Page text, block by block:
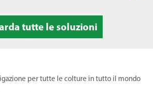
tutte le soluzioni
per tutte le colture in tutto il mondo